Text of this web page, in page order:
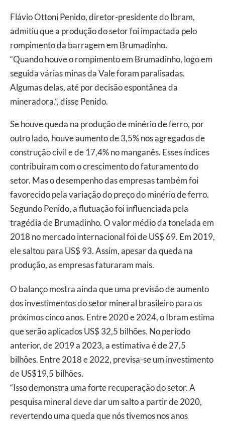
Flávio Ottoni Penido, diretor-presidente do Ibram,
admitiu que a produção do setor foi impactada pelo
rompimento da barragem em Brumadinho.
“Quando houve o rompimento em Brumadinho, logo em
seguida várias minas da Vale foram paralisadas.
Algumas delas, até por decisão espontânea da
mineradora.”, disse Penido.
Se houve queda na produção de minério de ferro, por
outro lado, houve aumento de 3,5% nos agregados de
construção civil e de 17,4% no manganês. Esses índices
contribuíram com o crescimento do faturamento do
setor. Mas o desempenho das empresas também foi
favorecido pela variação do preço do minério de ferro.
Segundo Penido, a flutuação foi influenciada pela
tragédia de Brumadinho. O valor médio da tonelada em
2018 no mercado internacional foi de US$ 69. Em 2019,
ele saltou para US$ 93. Assim, apesar da queda na
produção, as empresas faturaram mais.
O balanço mostra ainda que uma previsão de aumento
dos investimentos do setor mineral brasileiro para os
próximos cinco anos. Entre 2020 e 2024, o Ibram estima
que serão aplicados US$ 32,5 bilhões. No período
anterior, de 2019 a 2023, a estimativa é de 27,5
bilhões. Entre 2018 e 2022, previsa-se um investimento
de US$19,5 bilhões.
“Isso demonstra uma forte recuperação do setor. A
pesquisa mineral deve dar um salto a partir de 2020,
revertendo uma queda que nós tivemos nos anos